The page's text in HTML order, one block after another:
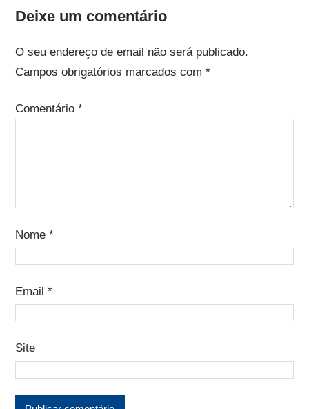
Deixe um comentário
O seu endereço de email não será publicado.
Campos obrigatórios marcados com *
Comentário *
Nome *
Email *
Site